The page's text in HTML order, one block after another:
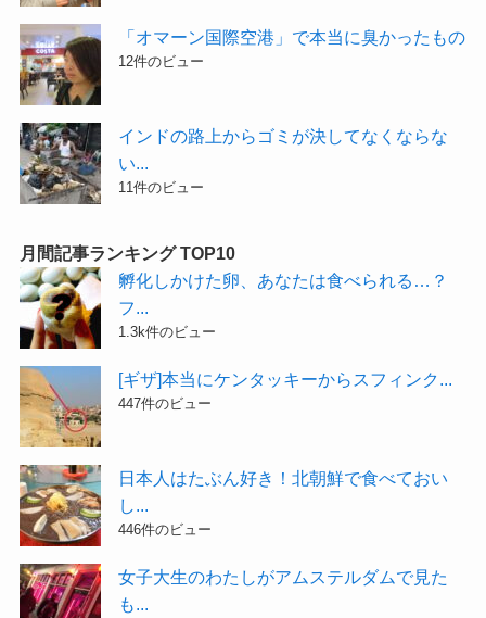
「オマーン国際空港」で本当に臭かったもの
12件のビュー
インドの路上からゴミが決してなくならな
い...
11件のビュー
月間記事ランキング TOP10
孵化しかけた卵、あなたは食べられる…？
フ...
1.3k件のビュー
[ギザ]本当にケンタッキーからスフィンク...
447件のビュー
日本人はたぶん好き！北朝鮮で食べておい
し...
446件のビュー
女子大生のわたしがアムステルダムで見た
も...